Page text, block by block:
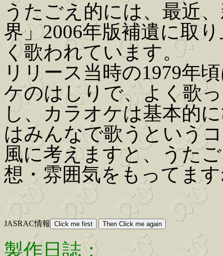
うたごえ的には、最近
界」2006年版補遺に取
く歌われています。
リリース当時の1979年
ケのはしりで、よく歌
し、カラオケは基本的
はみんなで歌うという
風に考えますと、うた
想・雰囲気をもってま
JASRAC情報
製作日誌：